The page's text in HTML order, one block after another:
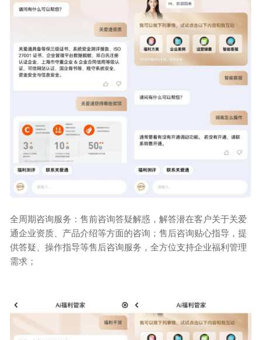
全周期咨询服务：售前咨询答疑解惑，解答潜在客户关于关爱
通企业资质、产品介绍等方面的咨询；售后咨询贴心指导，提
供答疑、操作指导等售后咨询服务，全方位支持企业福利管理
需求；